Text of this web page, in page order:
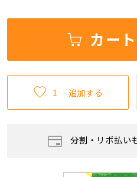
カー
1 追加する
分割・リボ払い